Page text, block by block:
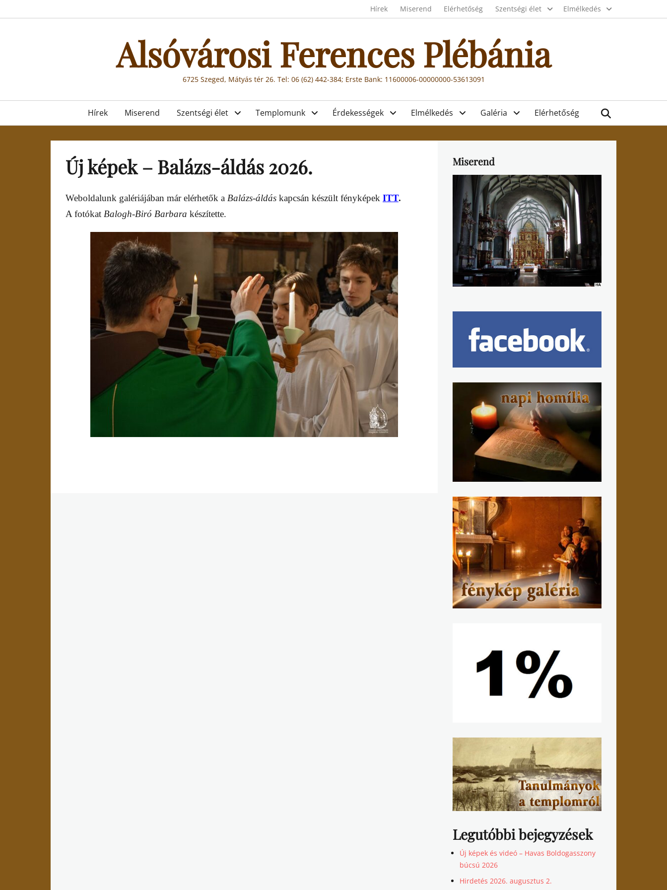
to
Header menu
Hírek Miserend Elérhetőség Szentségi élet Elmélkedés
Alsóvárosi Ferences Plébánia
6725 Szeged, Mátyás tér 26. Tel: 06 (62) 442-384; Erste Bank: 11600006-00000000-53613091
Primary
menu
Hírek Miserend Szentségi élet Templomunk Érdekességek Elmélkedés Galéria Elérhetőség
Új képek – Balázs-áldás 2026.
Weboldalunk galériájában már elérhetők a Balázs-áldás kapcsán készült fényképek ITT.
A fotókat Balogh-Biró Barbara készítette.
Miserend
Legutóbbi bejegyzések
Új képek és videó – Havas Boldogasszony
búcsú 2026
Hirdetés 2026. augusztus 2.